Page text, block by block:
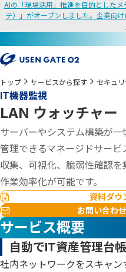
AIの「現場活用」推進を目的とした
チ）」がオープンしました。企業向
トップ サービスから探す セキュリ
IT機器監視
LAN ウォッチャー
サーバーやシステム構築が
管理できるマネージドサー
収集、可視化、脆弱性確認
作業効率化が可能です。
資料ダウ
お問い合わ
サービス概要
自動でIT資産管理台
社内ネットワークをスキャ